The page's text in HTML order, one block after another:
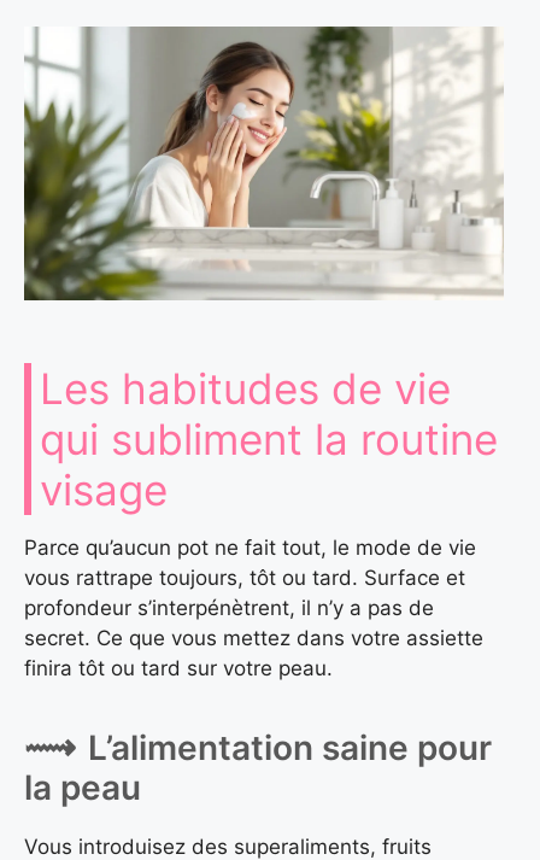
Les habitudes de vie
qui subliment la routine
visage
Parce qu’aucun pot ne fait tout, le mode de vie
vous rattrape toujours, tôt ou tard. Surface et
profondeur s’interpénètrent, il n’y a pas de
secret. Ce que vous mettez dans votre assiette
finira tôt ou tard sur votre peau.
L’alimentation saine pour
la peau
Vous introduisez des superaliments, fruits